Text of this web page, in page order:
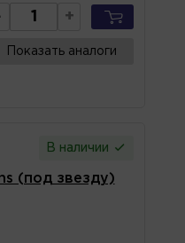
+
Показать аналоги
В наличии
(под звезду)